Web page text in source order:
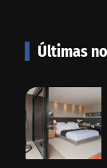
Últimas